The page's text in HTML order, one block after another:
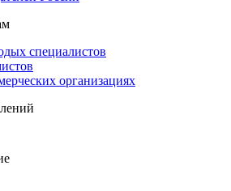
специалистов
организациях